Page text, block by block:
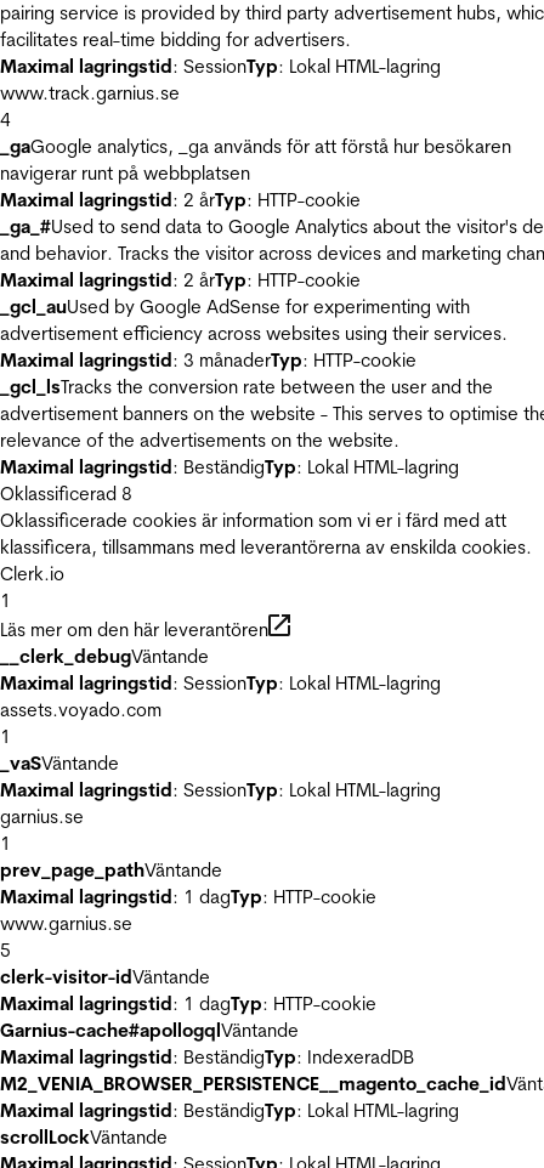
pairing service is provided by third party advertisement hubs,
facilitates real-time bidding for advertisers.
Maximal lagringstid: SessionTyp: Lokal HTML-lagring
www.track.garnius.se
4
_gaGoogle analytics, _ga används för att förstå hur besökaren
navigerar runt på webbplatsen
Maximal lagringstid: 2 årTyp: HTTP-cookie
_ga_#Used to send data to Google Analytics about the visitor's
and behavior. Tracks the visitor across devices and marketing
Maximal lagringstid: 2 årTyp: HTTP-cookie
_gcl_auUsed by Google AdSense for experimenting with
advertisement efficiency across websites using their services.
Maximal lagringstid: 3 månaderTyp: HTTP-cookie
_gcl_lsTracks the conversion rate between the user and the
advertisement banners on the website - This serves to optimise
relevance of the advertisements on the website.
Maximal lagringstid: BeständigTyp: Lokal HTML-lagring
Oklassificerad 8
Oklassificerade cookies är information som vi er i färd med att
klassificera, tillsammans med leverantörerna av enskilda cookies.
Clerk.io
1
Läs mer om den här leverantören
__clerk_debugVäntande
Maximal lagringstid: SessionTyp: Lokal HTML-lagring
assets.voyado.com
1
_vaSVäntande
Maximal lagringstid: SessionTyp: Lokal HTML-lagring
garnius.se
1
prev_page_pathVäntande
Maximal lagringstid: 1 dagTyp: HTTP-cookie
www.garnius.se
5
clerk-visitor-idVäntande
Maximal lagringstid: 1 dagTyp: HTTP-cookie
Garnius-cache#apollogqlVäntande
Maximal lagringstid: BeständigTyp: IndexeradDB
M2_VENIA_BROWSER_PERSISTENCE__magento_cache_id
Maximal lagringstid: BeständigTyp: Lokal HTML-lagring
scrollLockVäntande